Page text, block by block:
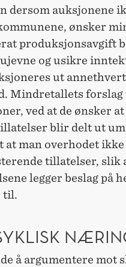
dersom auksjonene
ønsker
produksjonsavgift
og usikre
ut
Mindretallets
ved at de ønsker
blir delt ut
man overhodet ikke
tillatelser, slik
legger beslag på
til.
å argumentere mot